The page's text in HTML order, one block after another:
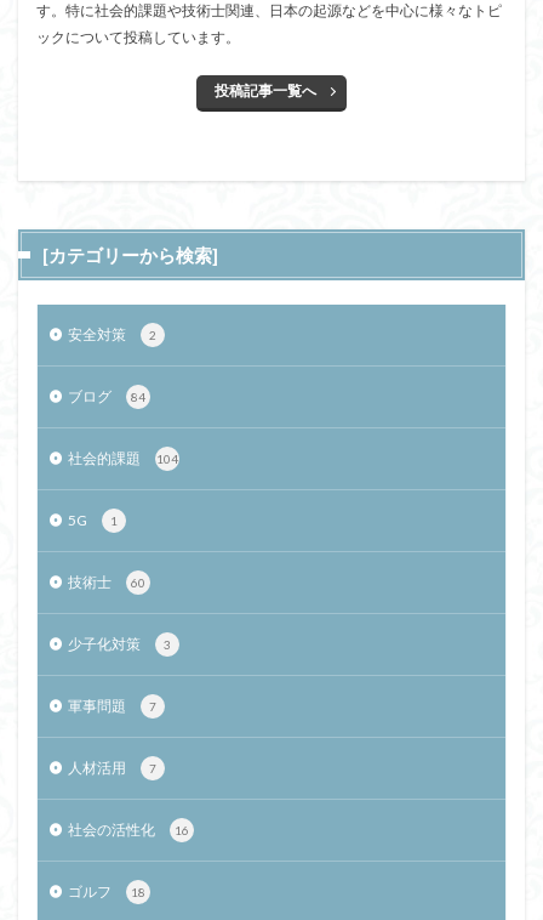
す。特に社会的課題や技術士関連、日本の起源などを中心に様々なトピ
ックについて投稿しています。
投稿記事一覧へ
[カテゴリーから検索]
安全対策 2
ブログ 84
社会的課題 104
5G 1
技術士 60
少子化対策 3
軍事問題 7
人材活用 7
社会の活性化 16
ゴルフ 18